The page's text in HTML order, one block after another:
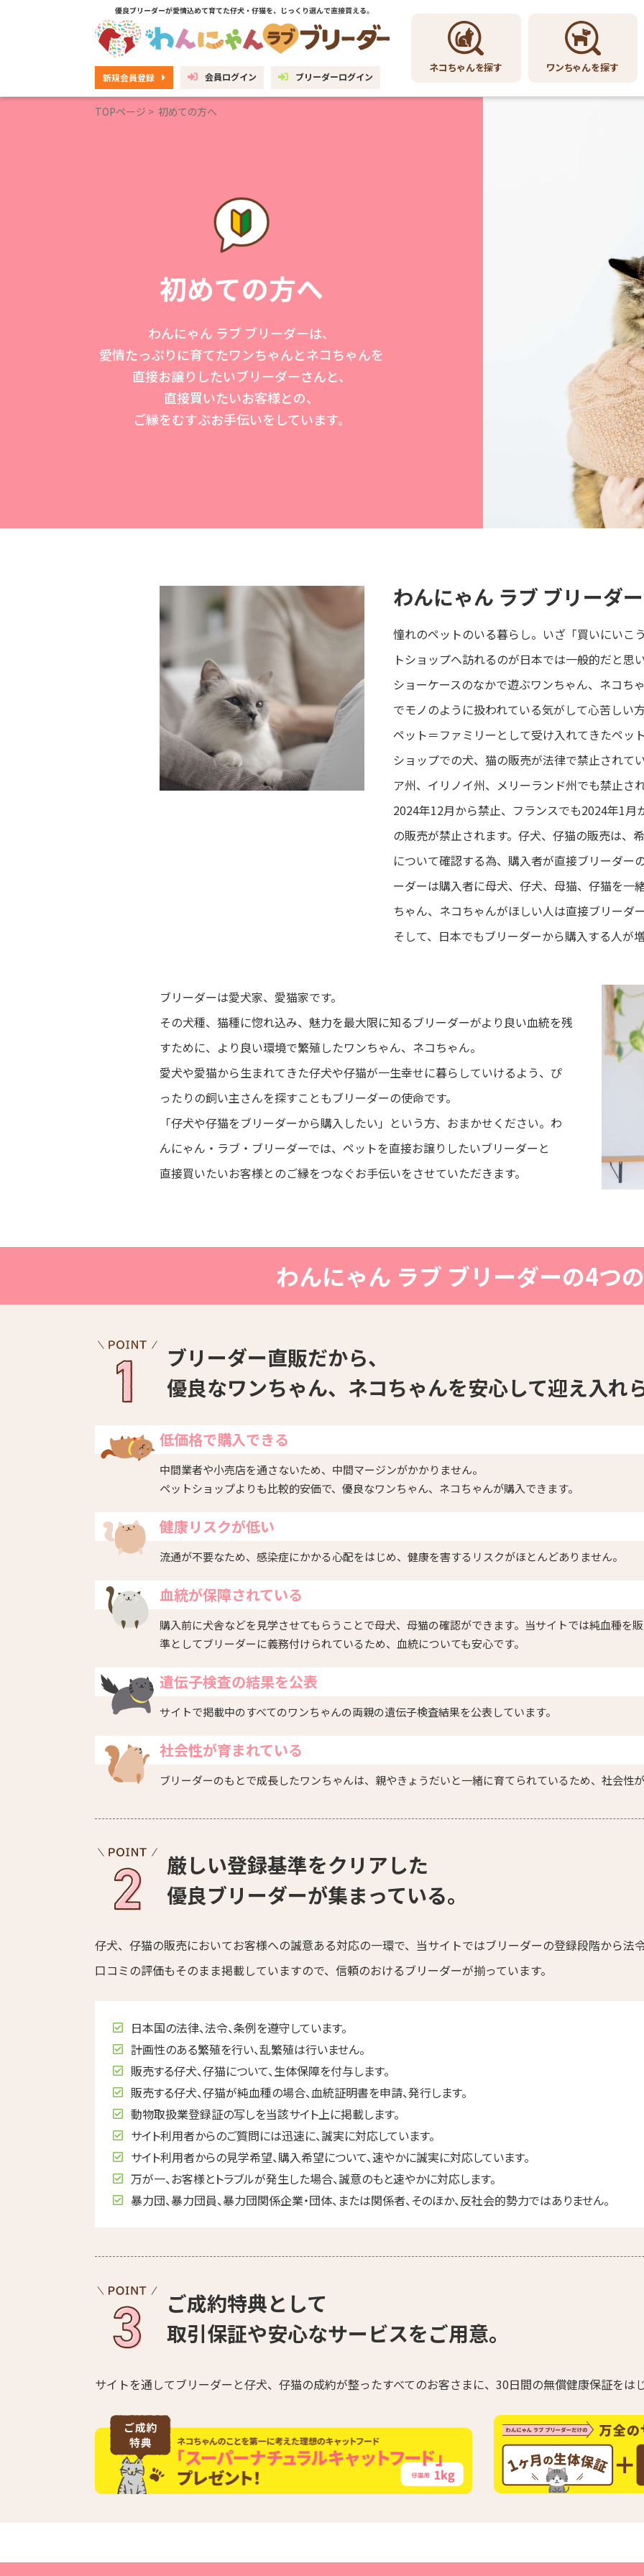
新規会員登録 会員ログイン ブリーダーログイン
ネコちゃんを探す ワンちゃんを探す
TOPページ > 初めての方へ
初めての方へ
わんにゃん ラブ ブリーダーは、
愛情たっぷりに育てたワンちゃんとネコちゃんを
直接お譲りしたいブリーダーさんと、
直接買いたいお客様との、
ご縁をむすぶお手伝いをしています。
わんにゃん ラブ ブリーダ
憧れのペットのいる暮らし。いざ「買いにいこ
トショップへ訪れるのが日本では一般的だと思
ショーケースのなかで遊ぶワンちゃん、ネコち
でモノのように扱われている気がして心苦しい
ペット＝ファミリーとして受け入れてきたペッ
ショップでの犬、猫の販売が法律で禁止されて
ア州、イリノイ州、メリーランド州でも禁止さ
2024年12月から禁止、フランスでも2024年1月
の販売が禁止されます。仔犬、仔猫の販売は、
について確認する為、購入者が直接ブリーダー
ーダーは購入者に母犬、仔犬、母猫、仔猫を一
ちゃん、ネコちゃんがほしい人は直接ブリーダ
そして、日本でもブリーダーから購入する人が
ブリーダーは愛犬家、愛猫家です。
その犬種、猫種に惚れ込み、魅力を最大限に知るブリーダーがより良い血統を残
すために、より良い環境で繁殖したワンちゃん、ネコちゃん。
愛犬や愛猫から生まれてきた仔犬や仔猫が一生幸せに暮らしていけるよう、ぴ
ったりの飼い主さんを探すこともブリーダーの使命です。
「仔犬や仔猫をブリーダーから購入したい」という方、おまかせください。わ
んにゃん・ラブ・ブリーダーでは、ペットを直接お譲りしたいブリーダーと
直接買いたいお客様とのご縁をつなぐお手伝いをさせていただきます。
わんにゃん ラブ ブリーダーの4つ
ブリーダー直販だから、
優良なワンちゃん、ネコちゃんを安心して迎え入れ
低価格で購入できる
中間業者や小売店を通さないため、中間マージンがかかりません。
ペットショップよりも比較的安価で、優良なワンちゃん、ネコちゃんが購入できます。
健康リスクが低い
流通が不要なため、感染症にかかる心配をはじめ、健康を害するリスクがほとんどありません。
血統が保障されている
購入前に犬舎などを見学させてもらうことで母犬、母猫の確認ができます。当サイトでは純血種を
準としてブリーダーに義務付けられているため、血統についても安心です。
遺伝子検査の結果を公表
サイトで掲載中のすべてのワンちゃんの両親の遺伝子検査結果を公表しています。
社会性が育まれている
ブリーダーのもとで成長したワンちゃんは、親やきょうだいと一緒に育てられているため、社会性
厳しい登録基準をクリアした
優良ブリーダーが集まっている。
仔犬、仔猫の販売においてお客様への誠意ある対応の一環で、当サイトではブリーダーの登録段階から法
口コミの評価もそのまま掲載していますので、信頼のおけるブリーダーが揃っています。
日本国の法律、法令、条例を遵守しています。
計画性のある繁殖を行い、乱繁殖は行いません。
販売する仔犬、仔猫について、生体保障を付与します。
販売する仔犬、仔猫が純血種の場合、血統証明書を申請、発行します。
動物取扱業登録証の写しを当該サイト上に掲載します。
サイト利用者からのご質問には迅速に、誠実に対応しています。
サイト利用者からの見学希望、購入希望について、速やかに誠実に対応しています。
万が一、お客様とトラブルが発生した場合、誠意のもと速やかに対応します。
暴力団、暴力団員、暴力団関係企業・団体、または関係者、そのほか、反社会的勢力ではありません。
ご成約特典として
取引保証や安心なサービスをご用意。
サイトを通してブリーダーと仔犬、仔猫の成約が整ったすべてのお客さまに、30日間の無償健康保証をは